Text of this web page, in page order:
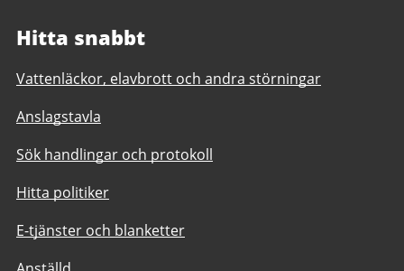
Hitta snabbt
Vattenläckor, elavbrott och andra störningar
Anslagstavla
Sök handlingar och protokoll
Hitta politiker
E-tjänster och blanketter